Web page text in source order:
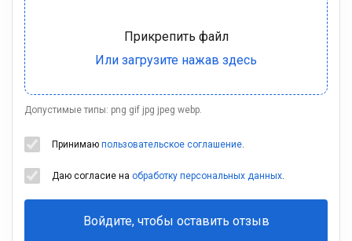
Допустимые типы: png gif jpg jpeg webp.
Принимаю пользовательское соглашение.
Даю согласие на обработку персональных данных.
Войдите, чтобы оставить отзыв